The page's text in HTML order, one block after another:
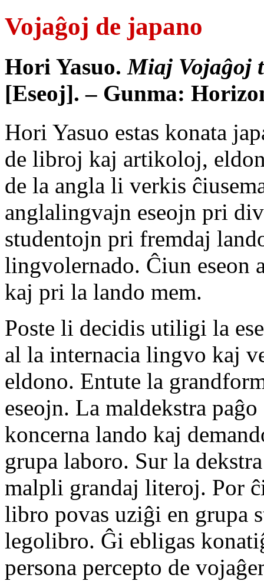
Vojaĝoj de japano
Hori Yasuo.Miaj Vojaĝoj
[Eseoj]. – Gunma:
Hori Yasuo estas konata
de libroj kaj artikoloj,
de la angla li verkis
anglalingvajn eseojn pri
studentojn pri fremdaj
lingvolernado. Ĉiun eseon
kaj pri la lando mem.
Poste li decidis utiligi la
al la internacia lingvo kaj
eldono. Entute la
eseojn. La maldekstra
koncerna lando kaj
grupa laboro. Sur la
malpli grandaj literoj. Por
libro povas uziĝi en grupa
legolibro. Ĝi ebligas
persona percepto de